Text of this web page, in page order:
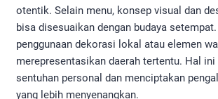
otentik. Selain menu, konsep visual dan
bisa disesuaikan dengan budaya
penggunaan dekorasi lokal atau elemen
merepresentasikan daerah tertentu. Hal ini
sentuhan personal dan menciptakan
yang lebih menyenangkan.